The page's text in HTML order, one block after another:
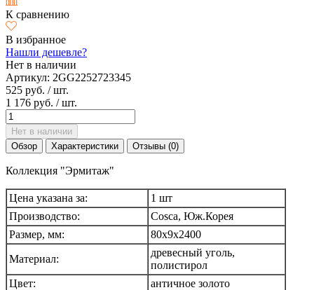
К сравнению
В избранное
Нашли дешевле?
Нет в наличии
Артикул: 2GG2252723345
525 руб. / шт.
1 176 руб. / шт.
Нет в наличии
Обзор
Характеристики Отзывы (0)
Коллекция "Эрмитаж"
Цена указана за:
1 шт
Производство:
Cosca, Юж.Корея
Размер, мм:
80х9х2400
Материал:
древесный уголь,
полистирол
Цвет:
античное золото